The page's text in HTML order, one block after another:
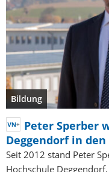
Bildung
Peter Sperber
Deggendorf in
Seit 2012 stand Peter
Hochschule